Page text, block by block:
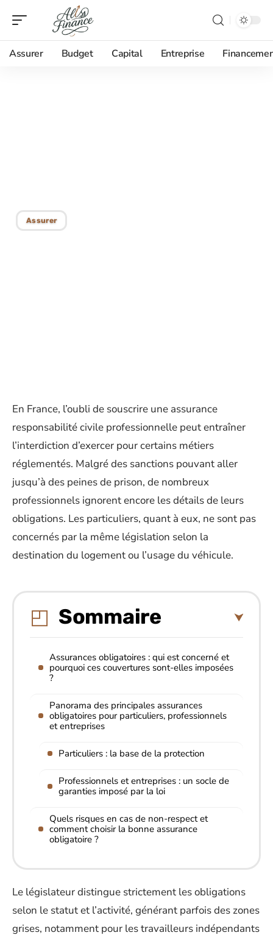
Assurer Budget Capital Entreprise
Assurer
En France, l’oubli de souscrire une assurance
responsabilité civile professionnelle peut entraîner
l’interdiction d’exercer pour certains métiers
réglementés. Malgré des sanctions pouvant aller
jusqu’à des peines de prison, de nombreux
professionnels ignorent encore les détails de leurs
obligations. Les particuliers, quant à eux, ne sont pas
concernés par la même législation selon la
destination du logement ou l’usage du véhicule.
Sommaire
Assurances obligatoires : qui est concerné et
pourquoi ces couvertures sont-elles imposées
?
Panorama des principales assurances
obligatoires pour particuliers, professionnels
et entreprises
Particuliers : la base de la protection
Professionnels et entreprises : un socle de
garanties imposé par la loi
Quels risques en cas de non-respect et
comment choisir la bonne assurance
obligatoire ?
Le législateur distingue strictement les obligations
selon le statut et l’activité, générant parfois des zones
grises, notamment pour les travailleurs indépendants